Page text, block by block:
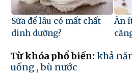
Sữa để lâu có mất chất
dinh dưỡng?
Ăn
Từ khóa phổ biến: khả
uống ,bù nước